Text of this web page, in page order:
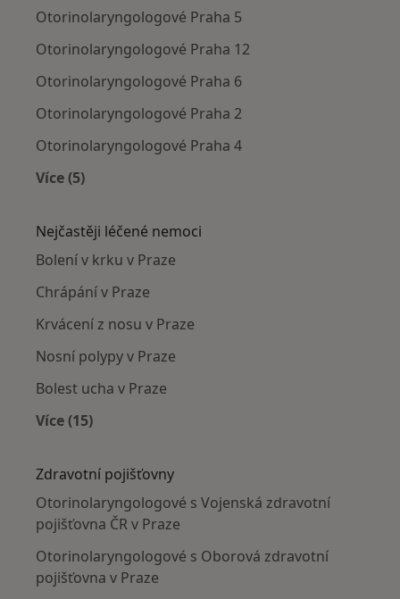
Otorinolaryngologové Praha 5
Otorinolaryngologové Praha 12
Otorinolaryngologové Praha 6
Otorinolaryngologové Praha 2
Otorinolaryngologové Praha 4
Více (5)
Nejčastěji léčené nemoci
Bolení v krku v Praze
Chrápání v Praze
Krvácení z nosu v Praze
Nosní polypy v Praze
Bolest ucha v Praze
Více (15)
Zdravotní pojišťovny
Otorinolaryngologové s Vojenská zdravotní
pojišťovna ČR v Praze
Otorinolaryngologové s Oborová zdravotní
pojišťovna v Praze